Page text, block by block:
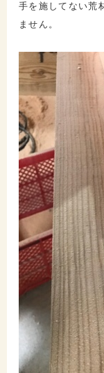
手を施してない荒
ません。